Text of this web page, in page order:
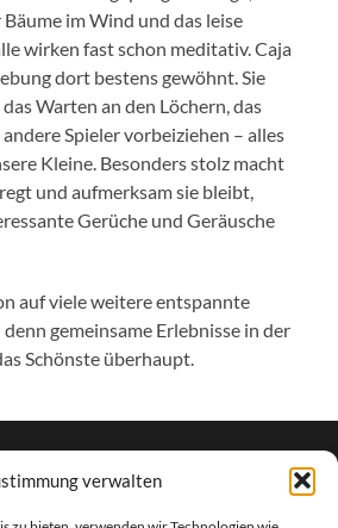
verwalten
im Wind und das leise
wirken fast schon meditativ. Caja
dort bestens gewöhnt. Sie
Warten an den Löchern, das
Spieler vorbeiziehen – alles
Kleine. Besonders stolz macht
und aufmerksam sie bleibt,
Gerüche und Geräusche
auf viele weitere entspannte
gemeinsame Erlebnisse in der
Schönste überhaupt.